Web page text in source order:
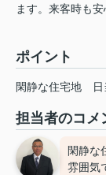
ます。来客時も安
ポイント
閑静な住宅地
担当者のコメ
閑静な
雰囲気